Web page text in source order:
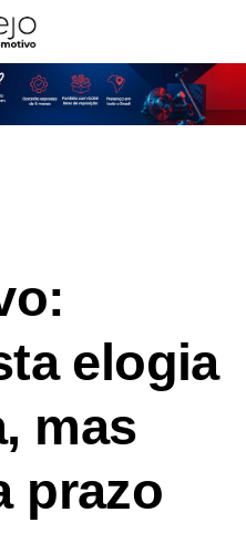
elogia
mas
prazo